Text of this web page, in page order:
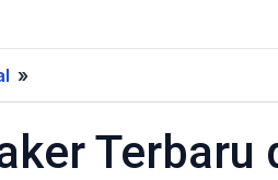
»
Speaker
Terbaru
di
Terbaru